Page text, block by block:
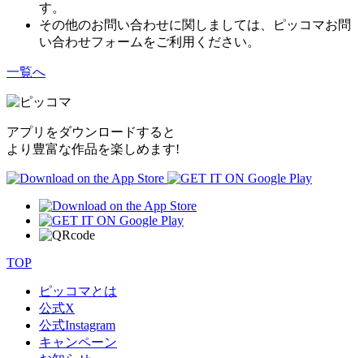
す。
その他のお問い合わせに関しましては、ピッコマお問
い合わせフォームをご利用ください。
一覧へ
アプリをダウンロードすると
より豊富な作品を楽しめます!
TOP
ピッコマとは
公式X
公式Instagram
キャンペーン